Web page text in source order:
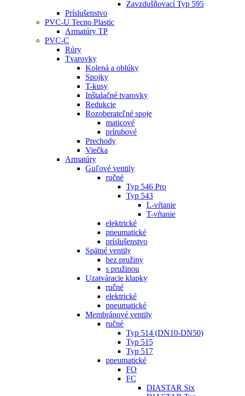
Zavzdušňovací Typ 595
Príslušenstvo
PVC-U Tecno Plastic
Armatúry TP
PVC-C
Rúry
Tvarovky
Kolená a oblúky
Spojky
T-kusy
Inštalačné tvarovky
Redukcie
Rozoberateľné spoje
maticové
prírubové
Prechody
Viečka
Armatúry
Guľové ventily
ručné
Typ 546 Pro
Typ 543
L-vŕtanie
T-vŕtanie
elektrické
pneumatické
príslušenstvo
Spätné ventily
bez pružiny
s pružinou
Uzatváracie klapky
ručné
elektrické
pneumatické
Membránové ventily
ručné
Typ 514 (DN10-DN50)
Typ 515
Typ 517
pneumatické
FO
FC
DIASTAR Six